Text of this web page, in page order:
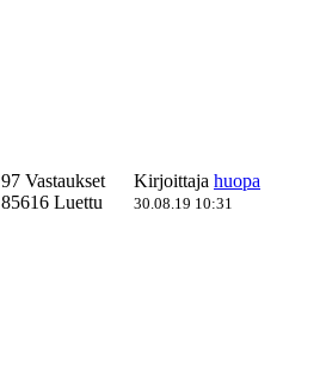
97 Vastaukset
85616 Luettu
Kirjoittaja huopa
30.08.19 10:31